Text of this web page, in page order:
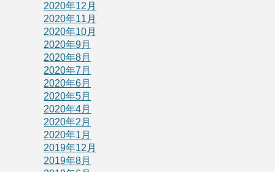
2020年12月
2020年11月
2020年10月
2020年9月
2020年8月
2020年7月
2020年6月
2020年5月
2020年4月
2020年2月
2020年1月
2019年12月
2019年8月